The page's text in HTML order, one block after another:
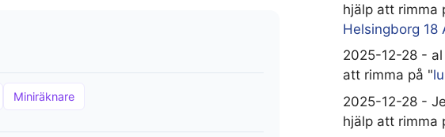
Miniräknare
hjälp att rimma
Helsingborg 18
2025-12-28 -
att rimma på "
2025-12-28 -
hjälp att rimma